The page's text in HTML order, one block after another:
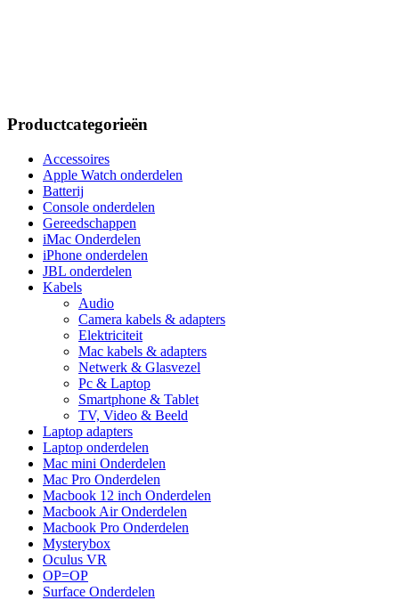
Productcategorieën
Accessoires
Apple Watch onderdelen
Batterij
Console onderdelen
Gereedschappen
iMac Onderdelen
iPhone onderdelen
JBL onderdelen
Kabels
Audio
Camera kabels & adapters
Elektriciteit
Mac kabels & adapters
Netwerk & Glasvezel
Pc & Laptop
Smartphone & Tablet
TV, Video & Beeld
Laptop adapters
Laptop onderdelen
Mac mini Onderdelen
Mac Pro Onderdelen
Macbook 12 inch Onderdelen
Macbook Air Onderdelen
Macbook Pro Onderdelen
Mysterybox
Oculus VR
OP=OP
Surface Onderdelen